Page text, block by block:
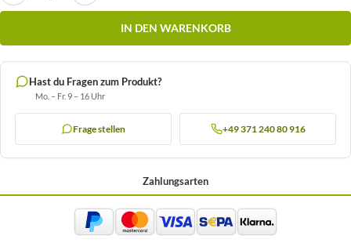
IN DEN WARENKORB
Hast du Fragen zum Produkt?
Mo. – Fr. 9 – 16 Uhr
Frage stellen +49 371 240 80 916
Zahlungsarten